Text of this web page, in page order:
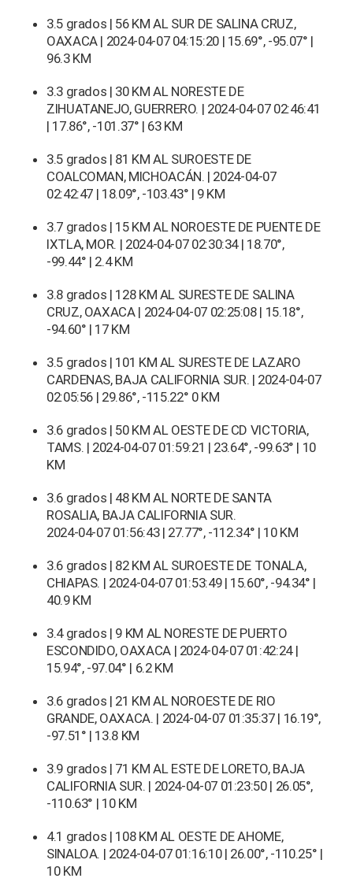
3.5 grados | 56 KM AL SUR DE SALINA CRUZ,
OAXACA | 2024-04-07 04:15:20 | 15.69°, -95.07° |
96.3 KM
3.3 grados | 30 KM AL NORESTE DE
ZIHUATANEJO, GUERRERO. | 2024-04-07 02:46:41
| 17.86°, -101.37° | 63 KM
3.5 grados | 81 KM AL SUROESTE DE
COALCOMAN, MICHOACÁN. | 2024-04-07
02:42:47 | 18.09°, -103.43° | 9 KM
3.7 grados | 15 KM AL NOROESTE DE PUENTE DE
IXTLA, MOR. | 2024-04-07 02:30:34 | 18.70°,
-99.44° | 2.4 KM
3.8 grados | 128 KM AL SURESTE DE SALINA
CRUZ, OAXACA | 2024-04-07 02:25:08 | 15.18°,
-94.60° | 17 KM
3.5 grados | 101 KM AL SURESTE DE LAZARO
CARDENAS, BAJA CALIFORNIA SUR. | 2024-04-07
02:05:56 | 29.86°, -115.22° 0 KM
3.6 grados | 50 KM AL OESTE DE CD VICTORIA,
TAMS. | 2024-04-07 01:59:21 | 23.64°, -99.63° | 10
KM
3.6 grados | 48 KM AL NORTE DE SANTA
ROSALIA, BAJA CALIFORNIA SUR.
2024-04-07 01:56:43 | 27.77°, -112.34° | 10 KM
3.6 grados | 82 KM AL SUROESTE DE TONALA,
CHIAPAS. | 2024-04-07 01:53:49 | 15.60°, -94.34° |
40.9 KM
3.4 grados | 9 KM AL NORESTE DE PUERTO
ESCONDIDO, OAXACA | 2024-04-07 01:42:24 |
15.94°, -97.04° | 6.2 KM
3.6 grados | 21 KM AL NOROESTE DE RIO
GRANDE, OAXACA. | 2024-04-07 01:35:37 | 16.19°,
-97.51° | 13.8 KM
3.9 grados | 71 KM AL ESTE DE LORETO, BAJA
CALIFORNIA SUR. | 2024-04-07 01:23:50 | 26.05°,
-110.63° | 10 KM
4.1 grados | 108 KM AL OESTE DE AHOME,
SINALOA. | 2024-04-07 01:16:10 | 26.00°, -110.25° |
10 KM